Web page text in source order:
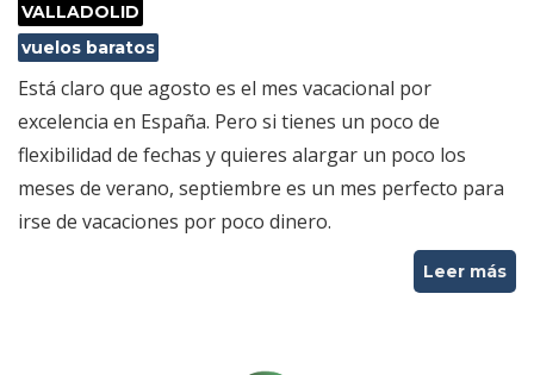
VALLADOLID
vuelos baratos
Está claro que agosto es el mes vacacional por
excelencia en España. Pero si tienes un poco de
flexibilidad de fechas y quieres alargar un poco los
meses de verano, septiembre es un mes perfecto para
irse de vacaciones por poco dinero.
Leer más